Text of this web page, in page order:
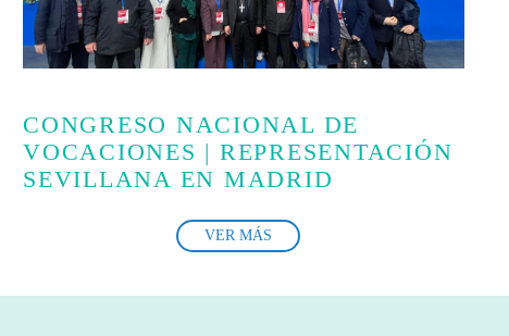
CONGRESO NACIONAL DE
VOCACIONES | REPRESENTACIÓN
SEVILLANA EN MADRID
VER MÁS